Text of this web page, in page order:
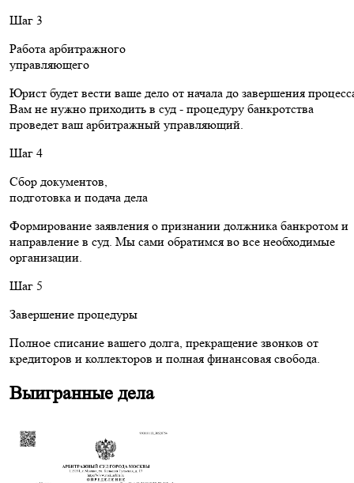
Шаг 3
Работа арбитражного
управляющего
Юрист будет вести ваше дело от начала до завершения
Вам не нужно приходить в суд - процедуру банкротства
проведет ваш арбитражный управляющий.
Шаг 4
Сбор документов,
подготовка и подача дела
Формирование заявления о признании должника банкротом и
направление в суд. Мы сами обратимся во все необходимые
организации.
Шаг 5
Завершение процедуры
Полное списание вашего долга, прекращение звонков от
кредиторов и коллекторов и полная финансовая свобода.
Выигранные дела